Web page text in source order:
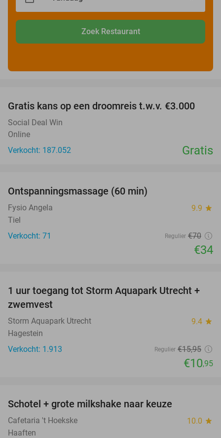
Zoek Restaurant
Gratis kans op een droomreis t.w.v. €3.000
Social Deal Win
Online
Verkocht: 187.052
Gratis
Ontspanningsmassage (60 min)
Fysio Angela 9.9 star
Tiel
Verkocht: 71
Regulier €70
€34
31%
1 uur toegang tot Storm Aquapark Utrecht +
zwemvest
Storm Aquapark Utrecht 9.4 star
Hagestein
Verkocht: 1.913
Regulier €15,95
€10,95
Schotel + grote milkshake naar keuze
Cafetaria 't Hoekske 10.0 star
Haaften